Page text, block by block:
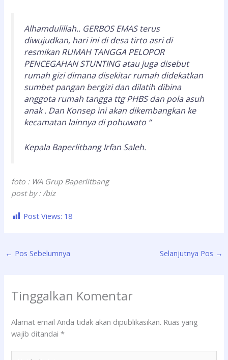
Alhamdulillah.. GERBOS EMASterus
diwujudkan, hari ini di desa tirto asri di
resmikan RUMAH TANGGA PELOPOR
PENCEGAHAN STUNTING atau juga disebut
rumah gizi dimana disekitar rumah didekatkan
sumbet pangan bergizi dan dilatih dibina
anggota rumah tangga ttg PHBS dan pola asuh
anak . Dan Konsep ini akan dikembangkan ke
kecamatan lainnya di pohuwato “
Kepala Baperlitbang Irfan Saleh.
foto : WA Grup Baperlitbang
post by : /biz
Post Views: 18
← Pos Sebelumnya Selanjutnya Pos →
Tinggalkan Komentar
Alamat email Anda tidak akan dipublikasikan. Ruas yang
wajib ditandai*